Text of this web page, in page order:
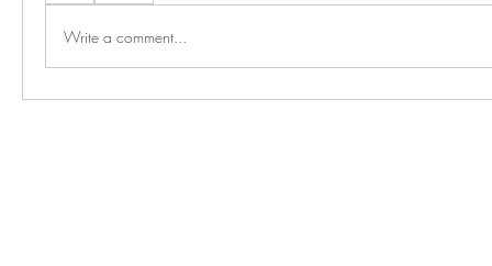
Write a comment...